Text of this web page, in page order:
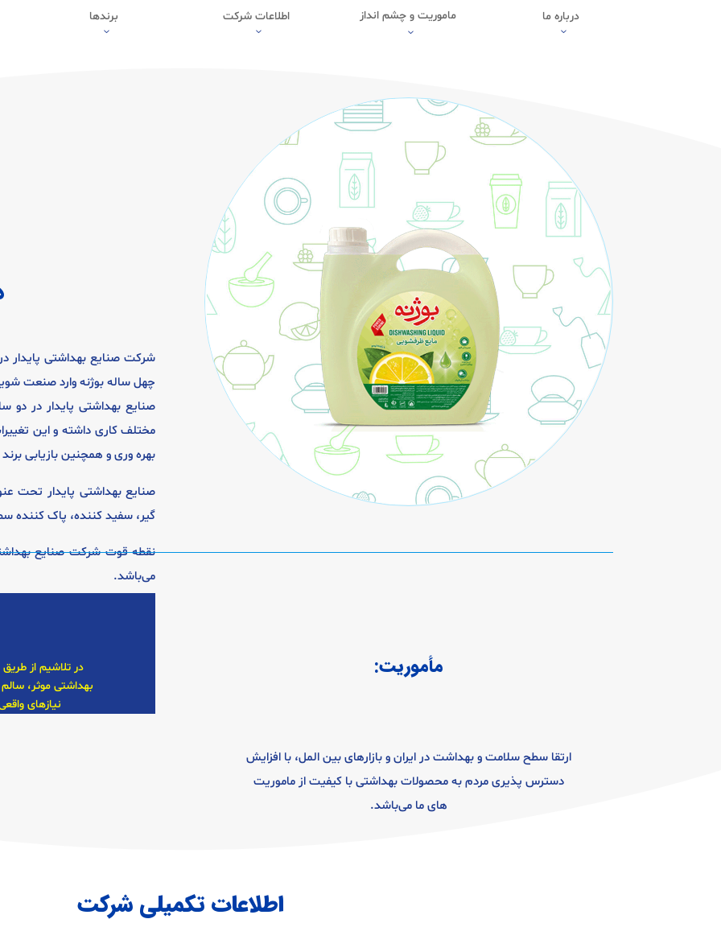
برندها
3
اطلاعات شرکت
3
ماموریت و چشم انداز
3
درباره ما
3
چهل ساله بوژنه وارد صنعت
صنایع بهداشتی پایدار در دو
مختلف کاری داشته و این
بهره وری و همچنین بازیابی
صنایع بهداشتی پایدار تحت
گیر، سفید کننده، پاک کننده
نقطه قوت شرکت صنایع
می‌باشد.
در تلاشیم از
بهداشتی موثر،
نیازهای
مأموریت:
ارتقا سطح سلامت و بهداشت در ایران و بازارهای بین المل، با افزایش
دسترس پذیری مردم به محصولات بهداشتی با کیفیت از ماموریت
های ما می‌باشد.
اطلاعات تکمیلی شرکت